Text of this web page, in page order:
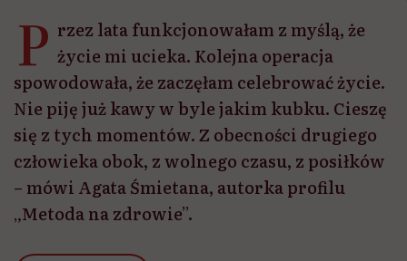
P rzez lata funkcjonowałam z myślą, że
życie mi ucieka. Kolejna operacja
spowodowała, że zaczęłam celebrować życie.
Nie piję już kawy w byle jakim kubku. Cieszę
się z tych momentów. Z obecności drugiego
człowieka obok, z wolnego czasu, z posiłków
– mówi Agata Śmietana, autorka profilu
„Metoda na zdrowie”.